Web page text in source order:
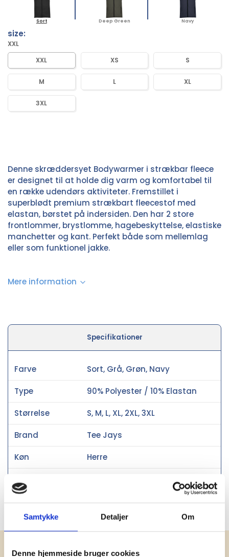
Samtykke Detaljer Om
Denne hjemmeside bruger cookies
Sort Deep Green Navy
size:
XXL
XXL
XS S
M L XL
3XL
Denne skræddersyet Bodywarmer i strækbar fleece
er designet til at holde dig varm og komfortabel til
en række udendørs aktiviteter. Fremstillet i
superblødt premium strækbart fleecestof med
elastan, børstet på indersiden. Den har 2 store
frontlommer, brystlomme, hagebeskyttelse, elastiske
manchetter og kant. Perfekt både som mellemlag
eller som funktionel jakke.
Mere information
Specifikationer
Farve Sort, Grå, Grøn, Navy
Type 90% Polyester / 10% Elastan
Størrelse S, M, L, XL, 2XL, 3XL
Brand Tee Jays
Køn Herre
Materiale Polyester
Få vores nyhedsbrev med